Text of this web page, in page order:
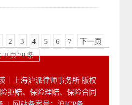
、那也不赔”。那么，保险合
告诉你：看懂合同，关键看
责任、免责条款、关键时
2 3 4 5 6 7
下一页
8页78条
｜上海沪派律师事务所 版权
拒赔、保险理赔、保险合同